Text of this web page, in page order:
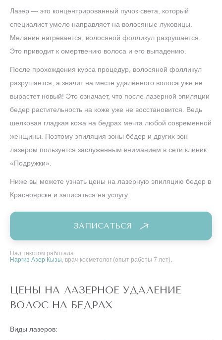
Лазер — это концентрированный пучок света, который
специалист умело направляет на волосяные луковицы.
Меланин нагревается, волосяной фолликул разрушается.
Это приводит к омертвению волоса и его выпадению.
После прохождения курса процедур, волосяной фолликул
разрушается, а значит на месте удалённого волоса уже не
вырастет новый! Это означает, что после лазерной эпиляции
бедер растительность на коже уже не восстановится. Ведь
шелковая гладкая кожа на бедрах мечта любой современной
женщины. Поэтому эпиляция зоны бёдер и других зон
лазером пользуется заслуженным вниманием в сети клиник
«Подружки».
Ниже вы можете узнать цены на лазерную эпиляцию бедер в
Красноярске и записаться на услугу.
ЗАПИСАТЬСЯ
Над текстом работала
Наргиз Азер Кызы, врач-косметолог (опыт работы 7 лет).
ЦЕНЫ НА ЛАЗЕРНОЕ УДАЛЕНИЕ
ВОЛОС НА БЕДРАХ
Виды лазеров: